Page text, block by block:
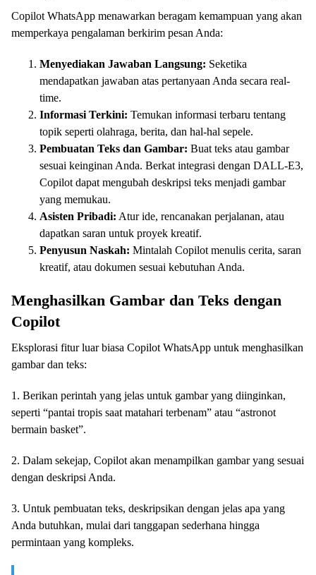
Copilot WhatsApp menawarkan beragam kemampuan yang akan
memperkaya pengalaman berkirim pesan Anda:
Menyediakan Jawaban Langsung: Seketika
mendapatkan jawaban atas pertanyaan Anda secara real-
time.
Informasi Terkini: Temukan informasi terbaru tentang
topik seperti olahraga, berita, dan hal-hal sepele.
Pembuatan Teks dan Gambar: Buat teks atau gambar
sesuai keinginan Anda. Berkat integrasi dengan DALL-E3,
Copilot dapat mengubah deskripsi teks menjadi gambar
yang memukau.
Asisten Pribadi: Atur ide, rencanakan perjalanan, atau
dapatkan saran untuk proyek kreatif.
Penyusun Naskah: Mintalah Copilot menulis cerita, saran
kreatif, atau dokumen sesuai kebutuhan Anda.
Menghasilkan Gambar dan Teks dengan
Copilot
Eksplorasi fitur luar biasa Copilot WhatsApp untuk menghasilkan
gambar dan teks:
1. Berikan perintah yang jelas untuk gambar yang diinginkan,
seperti “pantai tropis saat matahari terbenam” atau “astronot
bermain basket”.
2. Dalam sekejap, Copilot akan menampilkan gambar yang sesuai
dengan deskripsi Anda.
3. Untuk pembuatan teks, deskripsikan dengan jelas apa yang
Anda butuhkan, mulai dari tanggapan sederhana hingga
permintaan yang kompleks.